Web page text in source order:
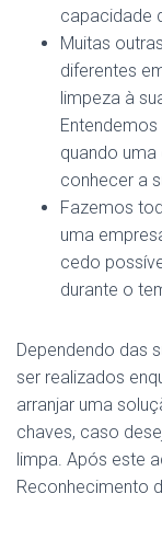
capacidade
Muitas
diferentes
limpeza à
quando
conhecer a
Fazemos
uma
cedo
durante o
Dependendo das
ser realizados
arranjar uma
chaves, caso
limpa. Após este
Reconhecimento